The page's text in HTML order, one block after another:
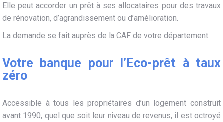
Elle peut accorder un prêt à ses allocataires pour des travaux
de rénovation, d’agrandissement ou d’amélioration.
La demande se fait auprès de la CAF de votre département.
Votre banque pour l’Eco-prêt à taux
zéro
Accessible à tous les propriétaires d’un logement construit
avant 1990, quel que soit leur niveau de revenus, il est octroyé